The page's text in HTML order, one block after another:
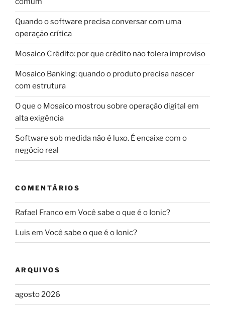
Quando o software precisa conversar com uma
operação crítica
Mosaico Crédito: por que crédito não tolera improviso
Mosaico Banking: quando o produto precisa nascer
com estrutura
O que o Mosaico mostrou sobre operação digital em
alta exigência
Software sob medida não é luxo. É encaixe com o
negócio real
COMENTÁRIOS
Rafael Francoem Você sabe o que é o Ionic?
Luis em Você sabe o que é o Ionic?
ARQUIVOS
agosto 2026